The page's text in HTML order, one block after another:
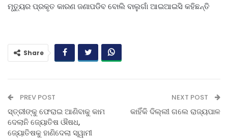
ମୃତ୍ୟୁର ପ୍ରକୃତ କାରଣ ଜଣାପଡିବ ବୋଲି ବାଲୁଗାଁ ଆଇଆଇସି କହିଛନ୍ତି
Share
PREV POST
ସ୍ତ୍ରୀଙ୍କୁ ଫେରାଇ ଆଣିବାକୁ କାମ
ଦେଲାନି ଜ୍ୟୋତିଷ ଔଷଧ,
ଜ୍ୟୋତିଷକୁ ହାଣିଦେଲା ସ୍ୱାମୀ
NEXT POST
କାହିଁକି ଦିଲ୍ଲୀ ଗଲେ ରାଜ୍ୟପାଳ